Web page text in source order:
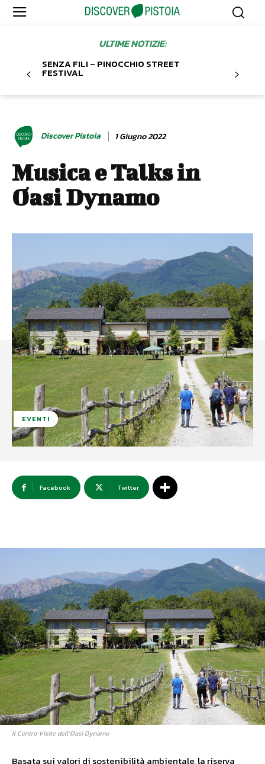
ULTIME NOTIZIE:
SENZA FILI – PINOCCHIO STREET
FESTIVAL
Discover Pistoia 1 Giugno 2022
Musica e Talks in
Oasi Dynamo
EVENTI
Facebook Twitter
Il Centro Visite dell’Oasi Dynamo
Basata sui valori di sostenibilità ambientale, la riserva